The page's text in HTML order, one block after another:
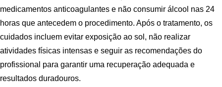
medicamentos anticoagulantes e não consumir álcool nas 24
horas que antecedem o procedimento. Após o tratamento, os
cuidados incluem evitar exposição ao sol, não realizar
atividades físicas intensas e seguir as recomendações do
profissional para garantir uma recuperação adequada e
resultados duradouros.